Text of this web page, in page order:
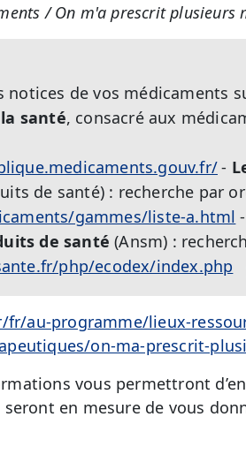
/ On m'a prescrit plusieurs
notices de vos médicaments
santé, consacré aux
-
de santé) : recherche par
gammes/liste-a.html
de santé (Ansm) :
php/ecodex/index.php
au-programme/lieux-
on-ma-prescrit-
vous permettront
en mesure de vous